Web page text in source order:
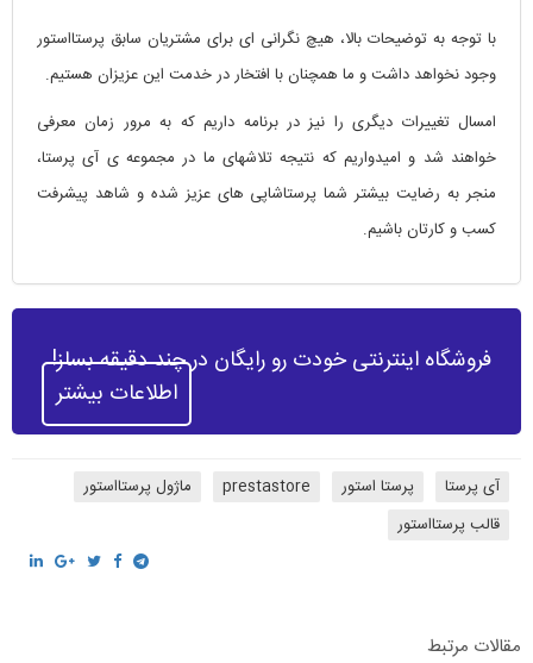
با توجه به توضیحات بالا، هیچ نگرانی ای برای مشتریان سابق پرستااستور
وجود نخواهد داشت و ما همچنان با افتخار در خدمت این عزیزان هستیم.
امسال تغییرات دیگری را نیز در برنامه داریم که به مرور زمان معرفی
خواهند شد و امیدواریم که نتیجه تلاشهای ما در مجموعه ی آی پرستا،
منجر به رضایت بیشتر شما پرستاشاپی های عزیز شده و شاهد پیشرفت
کسب و کارتان باشیم.
فروشگاه اینترنتی خودت رو رایگان در چند دقیقه بساز!
اطلاعات بیشتر
آی پرستا پرستا استور prestastore
ماژول پرستااستور
قالب پرستااستور
مقالات مرتبط